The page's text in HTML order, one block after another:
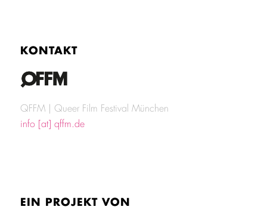
KONTAKT
QFFM | Queer Film Festival München
info [at] qffm.de
EIN PROJEKT VON